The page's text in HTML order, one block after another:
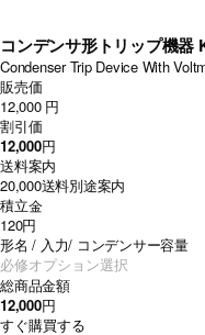
コンデンサ形トリップ機器
Condenser Trip Device With
販売価
12,000 円
割引価
12,000円
送料案内
20,000送料別途案内
積立金
120円
形名 / 入力/ コンデンサー容量
総商品金額
12,000円
すぐ購買する